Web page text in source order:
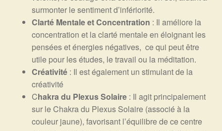
surmonter le sentiment d’infériorité.
Clarté Mentale et Concentration : Il améliore la
concentration et la clarté mentale en éloignant les
pensées et énergies négatives, ce qui peut être
utile pour les études, le travail ou la méditation.
Créativité : Il est également un stimulant de la
créativité
Chakra du Plexus Solaire : Il agit principalement
sur le Chakra du Plexus Solaire (associé à la
couleur jaune), favorisant l’équilibre de ce centre